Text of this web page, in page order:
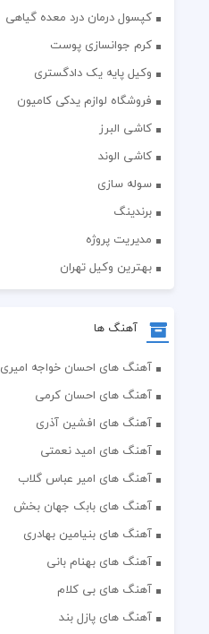
کپسول درمان درد معده گیاهی
کرم جوانسازی پوست
وکیل پایه یک دادگستری
فروشگاه لوازم یدکی کامیون
کاشی البرز
کاشی الوند
سوله سازی
برندینگ
مدیریت پروژه
بهترین وکیل تهران
آهنگ ها
آهنگ های احسان خواجه امیری
آهنگ های احسان کرمی
آهنگ های افشین آذری
آهنگ های امید نعمتی
آهنگ های امیر عباس گلاب
آهنگ های بابک جهان بخش
آهنگ های بنیامین بهادری
آهنگ های بهنام بانی
آهنگ های بی کلام
آهنگ های پازل بند